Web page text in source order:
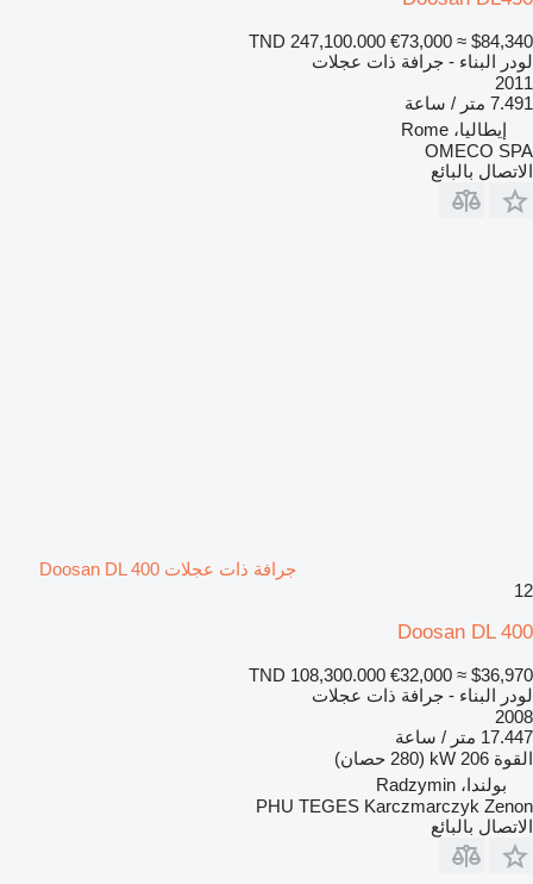
TND 247,100.000 €73,000 ≈ $84,340
لودر البناء - جرافة ذات عجلات
2011
7.491 متر / ساعة
إيطاليا، Rome
OMECO SPA
الاتصال بالبائع
جرافة ذات عجلات Doosan DL 400
12
Doosan DL 400
TND 108,300.000 €32,000 ≈ $36,970
لودر البناء - جرافة ذات عجلات
2008
17.447 متر / ساعة
القوة 206 kW (280 حصان)
بولندا، Radzymin
PHU TEGES Karczmarczyk Zenon
الاتصال بالبائع